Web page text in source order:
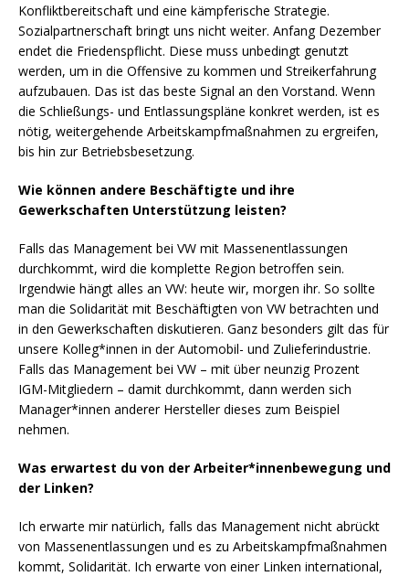
Konfliktbereitschaft und eine kämpferische Strategie.
Sozialpartnerschaft bringt uns nicht weiter. Anfang Dezember
endet die Friedenspflicht. Diese muss unbedingt genutzt
werden, um in die Offensive zu kommen und Streikerfahrung
aufzubauen. Das ist das beste Signal an den Vorstand. Wenn
die Schließungs- und Entlassungspläne konkret werden, ist es
nötig, weitergehende Arbeitskampfmaßnahmen zu ergreifen,
bis hin zur Betriebsbesetzung.
Wie können andere Beschäftigte und ihre
Gewerkschaften Unterstützung leisten?
Falls das Management bei VW mit Massenentlassungen
durchkommt, wird die komplette Region betroffen sein.
Irgendwie hängt alles an VW: heute wir, morgen ihr. So sollte
man die Solidarität mit Beschäftigten von VW betrachten und
in den Gewerkschaften diskutieren. Ganz besonders gilt das für
unsere Kolleg*innen in der Automobil- und Zulieferindustrie.
Falls das Management bei VW – mit über neunzig Prozent
IGM-Mitgliedern – damit durchkommt, dann werden sich
Manager*innen anderer Hersteller dieses zum Beispiel
nehmen.
Was erwartest du von der Arbeiter*innenbewegung und
der Linken?
Ich erwarte mir natürlich, falls das Management nicht abrückt
von Massenentlassungen und es zu Arbeitskampfmaßnahmen
kommt, Solidarität. Ich erwarte von einer Linken international,